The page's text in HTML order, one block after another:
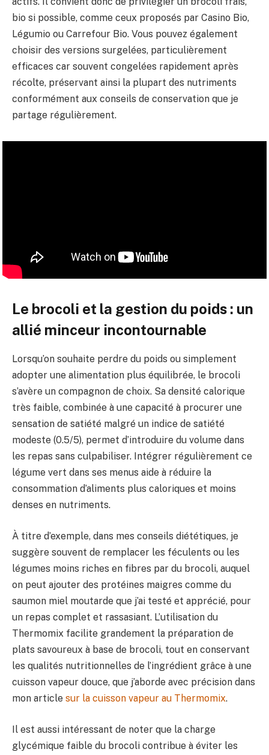
bio si possible, comme ceux proposés par Casino Bio,
Légumio ou Carrefour Bio. Vous pouvez également
choisir des versions surgelées, particulièrement
efficaces car souvent congelées rapidement après
récolte, préservant ainsi la plupart des nutriments
conformément aux conseils de conservation que je
partage régulièrement.
Le brocoli et la gestion du poids : un
allié minceur incontournable
Lorsqu’on souhaite perdre du poids ou simplement
adopter une alimentation plus équilibrée, le brocoli
s’avère un compagnon de choix. Sa densité calorique
très faible, combinée à une capacité à procurer une
sensation de satiété malgré un indice de satiété
modeste (0.5/5), permet d’introduire du volume dans
les repas sans culpabiliser. Intégrer régulièrement ce
légume vert dans ses menus aide à réduire la
consommation d’aliments plus caloriques et moins
denses en nutriments.
À titre d’exemple, dans mes conseils diététiques, je
suggère souvent de remplacer les féculents ou les
légumes moins riches en fibres par du brocoli, auquel
on peut ajouter des protéines maigres comme du
saumon miel moutarde que j’ai testé et apprécié, pour
un repas complet et rassasiant. L’utilisation du
Thermomix facilite grandement la préparation de
plats savoureux à base de brocoli, tout en conservant
les qualités nutritionnelles de l’ingrédient grâce à une
cuisson vapeur douce, que j’aborde avec précision dans
mon article sur la cuisson vapeur au Thermomix.
Il est aussi intéressant de noter que la charge
glycémique faible du brocoli contribue à éviter les